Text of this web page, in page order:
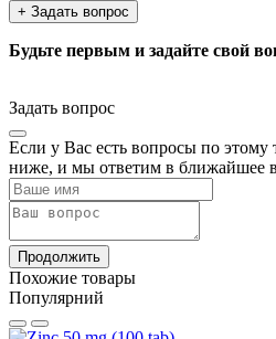
+ Задать вопрос
Будьте первым и задайте свой
Задать вопрос
Если у Вас есть вопросы по этому
ниже, и мы ответим в ближайшее
Продолжить
Похожие товары
Популярний